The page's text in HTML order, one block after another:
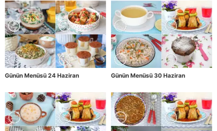
Günün Menüsü 24 Haziran Günün Menüsü 30 Haziran